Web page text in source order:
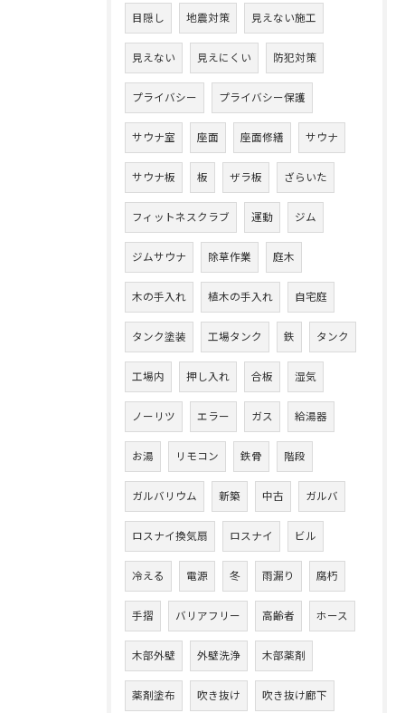
目隠し 地震対策 見えない施工
見えない 見えにくい 防犯対策
プライバシー プライバシー保護
サウナ室 座面 座面修繕 サウナ
サウナ板 板 ザラ板 ざらいた
フィットネスクラブ 運動 ジム
ジムサウナ 除草作業 庭木
木の手入れ 植木の手入れ 自宅庭
タンク塗装 工場タンク 鉄 タンク
工場内 押し入れ 合板 湿気
ノーリツ エラー ガス 給湯器
お湯 リモコン 鉄骨 階段
ガルバリウム 新築 中古 ガルバ
ロスナイ換気扇 ロスナイ ビル
冷える 電源 冬 雨漏り 腐朽
手摺 バリアフリー 高齢者 ホース
木部外壁 外壁洗浄 木部薬剤
薬剤塗布 吹き抜け 吹き抜け廊下